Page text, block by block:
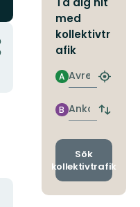
med
kollektivtr
afik
Avresa
A
Hitta
Ankomst
B
Byt
och
Sök
kollektivtrafik